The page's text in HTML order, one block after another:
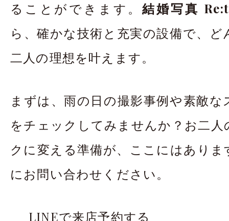
ることができます。結婚写真
ら、確かな技術と充実の設備で、
二人の理想を叶えます。
まずは、雨の日の撮影事例や素敵
をチェックしてみませんか？お二人
クに変える準備が、ここにはありま
にお問い合わせください。
LINEで来店予約する